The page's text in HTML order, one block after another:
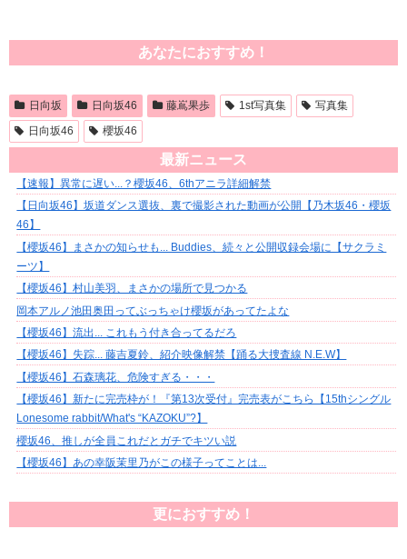
あなたにおすすめ！
日向坂 日向坂46 藤嶌果歩 1st写真集
写真集
日向坂46
櫻坂46
最新ニュース
【速報】異常に遅い...？櫻坂46、6thアニラ詳細解禁
【日向坂46】坂道ダンス選抜、裏で撮影された動画が公開【乃木坂46・櫻坂
46】
【櫻坂46】まさかの知らせも... Buddies、続々と公開収録会場に【サクラミ
ーツ】
【櫻坂46】村山美羽、まさかの場所で見つかる
岡本アルノ池田奥田ってぶっちゃけ櫻坂があってたよな
【櫻坂46】流出... これもう付き合ってるだろ
【櫻坂46】失踪... 藤吉夏鈴、紹介映像解禁【踊る大捜査線 N.E.W】
【櫻坂46】石森璃花、危険すぎる・・・
【櫻坂46】新たに完売枠が！『第13次受付』完売表がこちら【15thシングル
Lonesome rabbit/What's “KAZOKU”?】
櫻坂46、推しが全員これだとガチでキツい説
【櫻坂46】あの幸阪茉里乃がこの様子ってことは...
更におすすめ！